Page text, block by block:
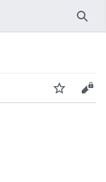
Søk
Overvåk Rediger